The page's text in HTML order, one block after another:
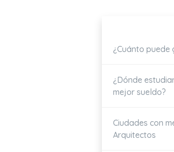
¿Cuánto puede
¿Dónde
mejor sueldo?
Ciudades con
Arquitectos